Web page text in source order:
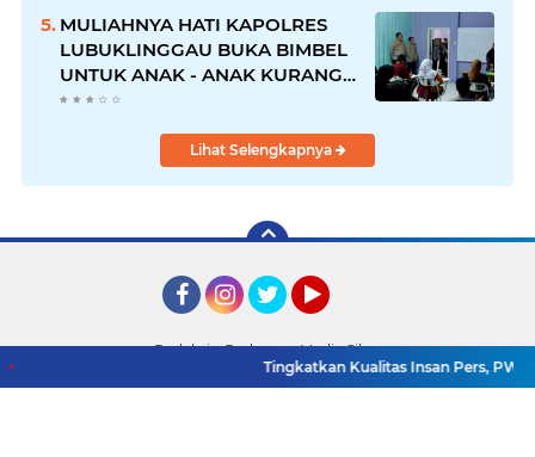
MULIAHNYA HATI KAPOLRES
LUBUKLINGGAU BUKA BIMBEL
UNTUK ANAK - ANAK KURANG
MAMPU
Lihat Selengkapnya
Redaksi
Pedoman Media Siber
Tingkatkan Kualitas Insan Pers, PWI
2026 Detik TV Sumsel